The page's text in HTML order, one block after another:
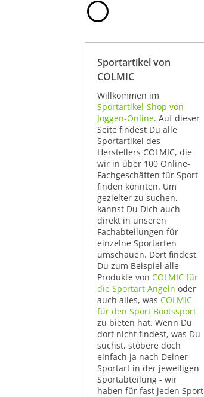
Sportartikel von
COLMIC
Willkommen im
Sportartikel-Shop von
Joggen-Online. Auf dieser
Seite findest Du alle
Sportartikel des
Herstellers COLMIC, die
wir in über 100 Online-
Fachgeschäften für Sport
finden konnten. Um
gezielter zu suchen,
kannst Du Dich auch
direkt in unseren
Fachabteilungen für
einzelne Sportarten
umschauen. Dort findest
Du zum Beispiel alle
Produkte von COLMIC für
die Sportart Angeln oder
auch alles, was COLMIC
für den Sport Bootssport
zu bieten hat. Wenn Du
dort nicht findest, was Du
suchst, stöbere doch
einfach ja nach Deiner
Sportart in der jeweiligen
Sportabteilung - wir
haben für fast jeden Sport